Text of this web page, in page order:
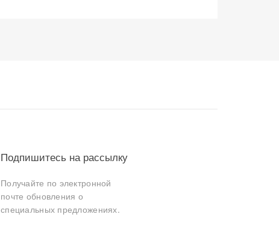
Подпишитесь на рассылку
Получайте по электронной
почте обновления о
специальных предложениях.